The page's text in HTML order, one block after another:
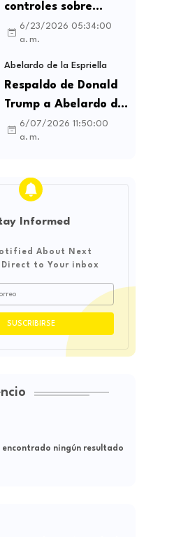
controles sobre
contratos sindicales
y busca frenar la
intermediación
laboral ilegal
6/23/2026 05:34:00
a. m.
Abelardo de la Espriella
Respaldo de Donald
Trump a Abelardo de
la Espriella genera
debate sobre
influencia
internacional
6/07/2026 11:50:00
a. m.
Informed
About Next
Direct to Your inbox
encontrado ningún resultado